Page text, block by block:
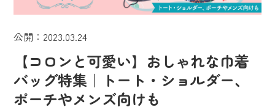
公開：2023.03.24
【コロンと可愛い】おしゃれな巾着
バッグ特集｜トート・ショルダー、
ポーチやメンズ向けも